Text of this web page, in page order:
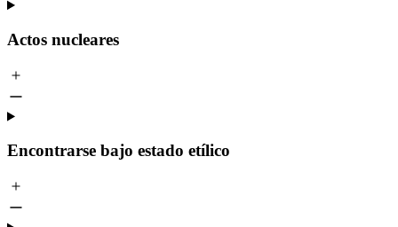
Actos nucleares
Encontrarse bajo estado etílico